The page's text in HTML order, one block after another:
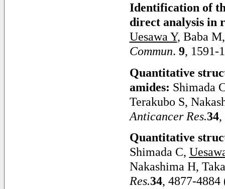
Identification of
direct analysis in
Uesawa Y, Baba
Commun. 9, 1591-
Quantitative
amides: Shimada
Terakubo S,
Anticancer Res.34,
Quantitative
Shimada C,
Nakashima H,
Res.34, 4877-4884